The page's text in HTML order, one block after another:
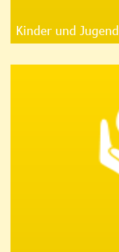
Kinder und Jugend